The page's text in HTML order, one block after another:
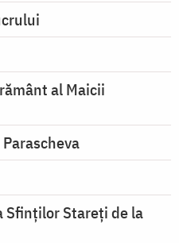
al Maicii
Sfinților Stareți de la